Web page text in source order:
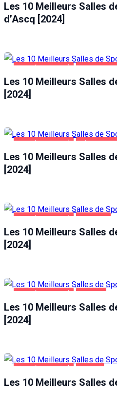
Les 10 Meilleurs Salles
d’Ascq [2024]
Les 10 Meilleurs Salles
[2024]
Les 10 Meilleurs Salles
[2024]
Les 10 Meilleurs Salles
[2024]
Les 10 Meilleurs Salles
[2024]
Les 10 Meilleurs Salles